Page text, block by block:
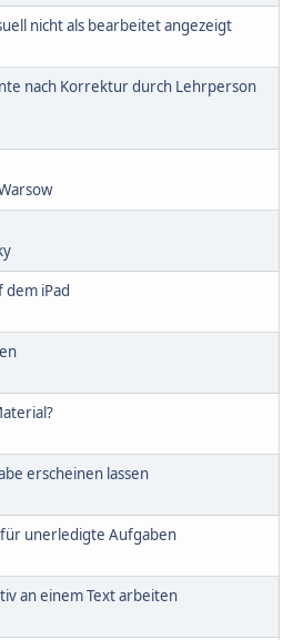
nicht als bearbeitet angezeigt
nach Korrektur durch Lehrperson
dem iPad
erscheinen lassen
unerledigte Aufgaben
an einem Text arbeiten